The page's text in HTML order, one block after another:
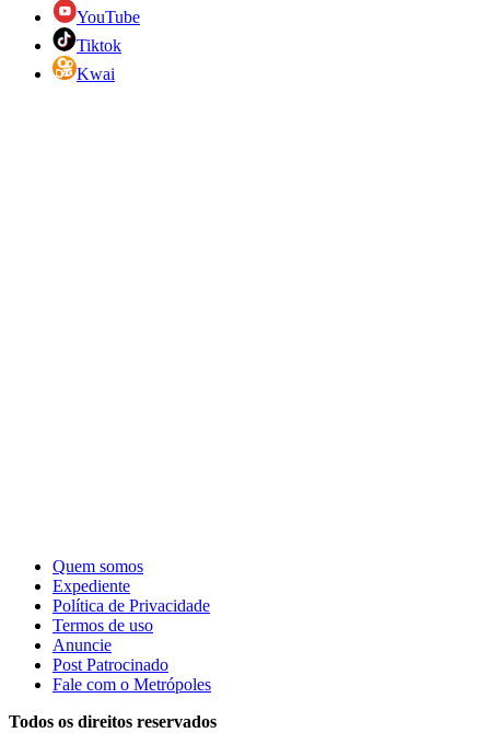
YouTube
Tiktok
Kwai
Quem somos
Expediente
Política de Privacidade
Termos de uso
Anuncie
Post Patrocinado
Fale com o Metrópoles
Todos os direitos reservados